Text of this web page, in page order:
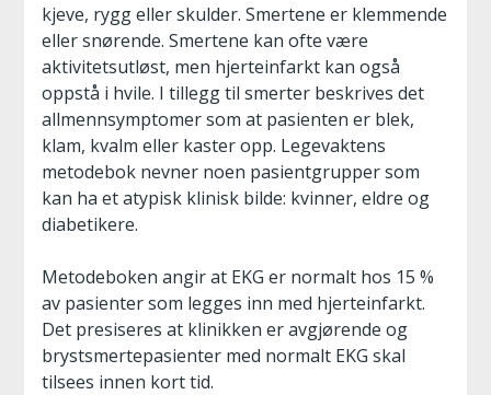
kjeve, rygg eller skulder. Smertene er klemmende
eller snørende. Smertene kan ofte være
aktivitetsutløst, men hjerteinfarkt kan også
oppstå i hvile. I tillegg til smerter beskrives det
allmennsymptomer som at pasienten er blek,
klam, kvalm eller kaster opp. Legevaktens
metodebok nevner noen pasientgrupper som
kan ha et atypisk klinisk bilde: kvinner, eldre og
diabetikere.
Metodeboken angir at EKG er normalt hos 15 %
av pasienter som legges inn med hjerteinfarkt.
Det presiseres at klinikken er avgjørende og
brystsmertepasienter med normalt EKG skal
tilsees innen kort tid.